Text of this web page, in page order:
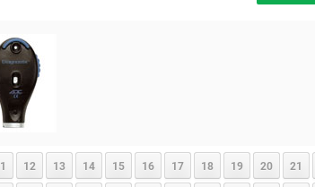
12 13 14 15 16 17 18 19 20 21